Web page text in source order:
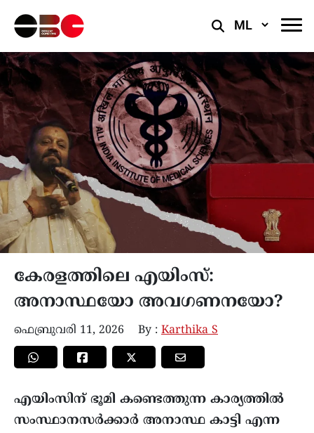
Select
കേരളത്തിലെ എയിംസ്:
അനാസ്ഥയോ അവഗണനയോ?
ഫെബ്രുവരി 11, 2026 By : Karthika S
എയിംസിന് ഭൂമി കണ്ടെത്തുന്ന കാര്യത്തിൽ
സംസ്ഥാനസർക്കാർ അനാസ്ഥ കാട്ടി എന്ന